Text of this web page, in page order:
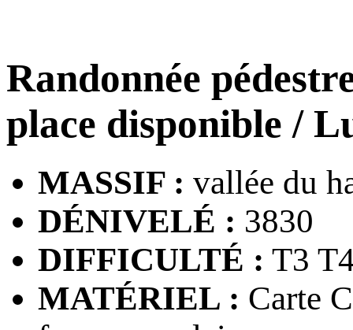
Randonnée
place disponible /
MASSIF : vallée du
DÉNIVELÉ : 3830
DIFFICULTÉ : T3
MATÉRIEL : Carte